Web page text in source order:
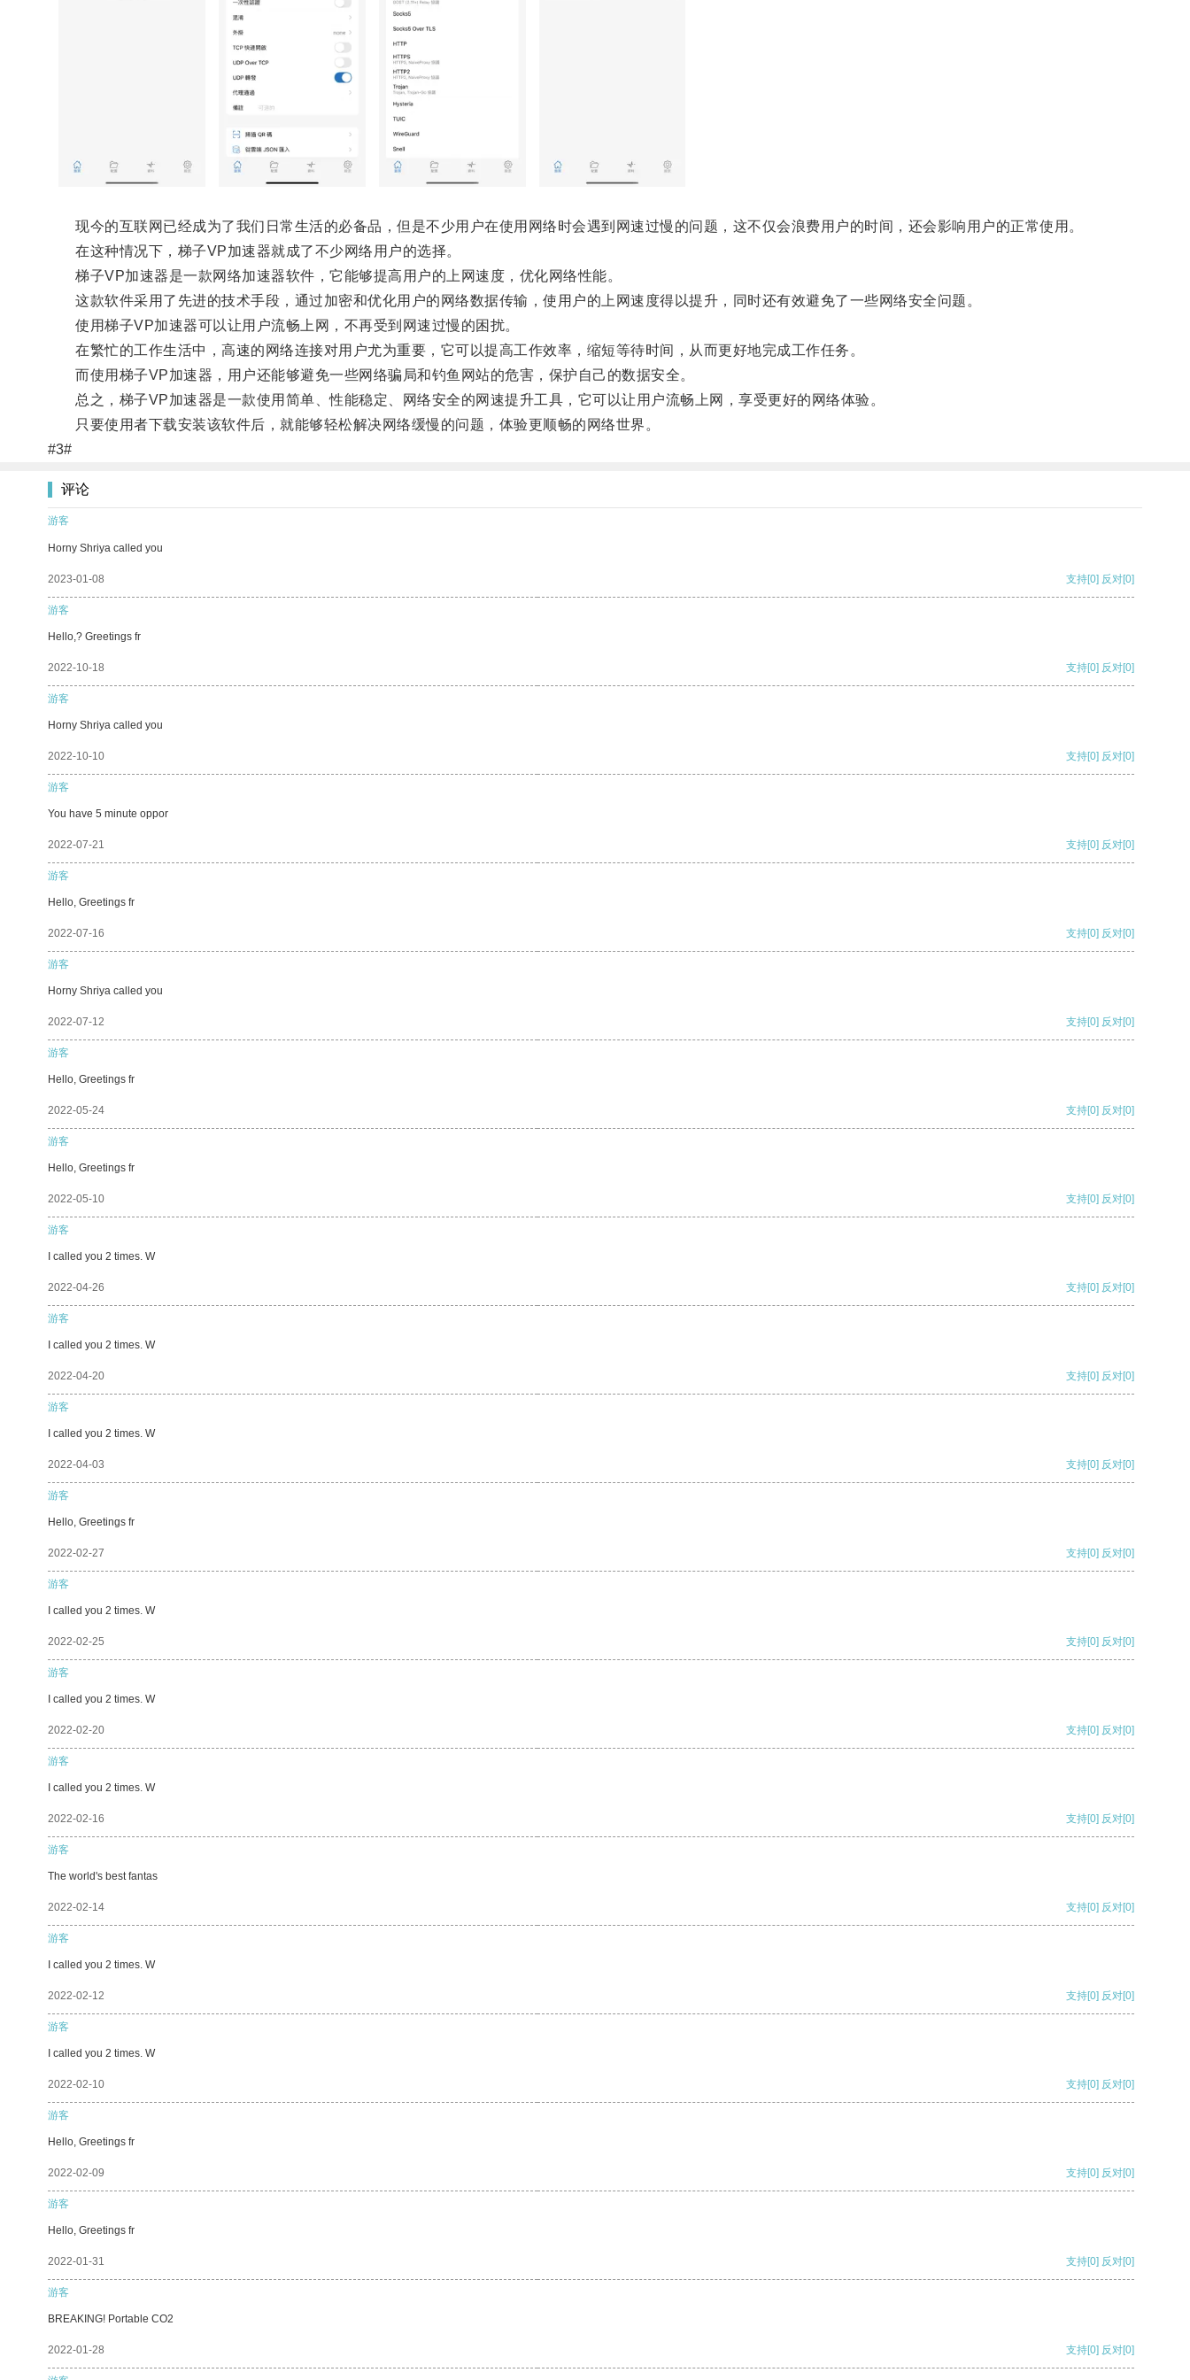
现今的互联网已经成为了我们日常生活的必备品，但是不少用户在使用网络时会遇到网速过慢的问题，这不仅会浪费用户的时间，还会影响用户的正常使用。
在这种情况下，梯子VP加速器就成了不少网络用户的选择。
梯子VP加速器是一款网络加速器软件，它能够提高用户的上网速度，优化网络性能。
这款软件采用了先进的技术手段，通过加密和优化用户的网络数据传输，使用户的上网速度得以提升，同时还有效避免了一些网络安全问题。
使用梯子VP加速器可以让用户流畅上网，不再受到网速过慢的困扰。
在繁忙的工作生活中，高速的网络连接对用户尤为重要，它可以提高工作效率，缩短等待时间，从而更好地完成工作任务。
而使用梯子VP加速器，用户还能够避免一些网络骗局和钓鱼网站的危害，保护自己的数据安全。
总之，梯子VP加速器是一款使用简单、性能稳定、网络安全的网速提升工具，它可以让用户流畅上网，享受更好的网络体验。
只要使用者下载安装该软件后，就能够轻松解决网络缓慢的问题，体验更顺畅的网络世界。
#3#
评论
游客
Horny Shriya called you
2023-01-08 支持[0] 反对[0]
游客
Hello,? Greetings fr
2022-10-18 支持[0] 反对[0]
游客
Horny Shriya called you
2022-10-10 支持[0] 反对[0]
游客
You have 5 minute oppor
2022-07-21 支持[0] 反对[0]
游客
Hello, Greetings fr
2022-07-16 支持[0] 反对[0]
游客
Horny Shriya called you
2022-07-12 支持[0] 反对[0]
游客
Hello, Greetings fr
2022-05-24 支持[0] 反对[0]
游客
Hello, Greetings fr
2022-05-10 支持[0] 反对[0]
游客
I called you 2 times. W
2022-04-26 支持[0] 反对[0]
游客
I called you 2 times. W
2022-04-20 支持[0] 反对[0]
游客
I called you 2 times. W
2022-04-03 支持[0] 反对[0]
游客
Hello, Greetings fr
2022-02-27 支持[0] 反对[0]
游客
I called you 2 times. W
2022-02-25 支持[0] 反对[0]
游客
I called you 2 times. W
2022-02-20 支持[0] 反对[0]
游客
I called you 2 times. W
2022-02-16 支持[0] 反对[0]
游客
The world's best fantas
2022-02-14 支持[0] 反对[0]
游客
I called you 2 times. W
2022-02-12 支持[0] 反对[0]
游客
I called you 2 times. W
2022-02-10 支持[0] 反对[0]
游客
Hello, Greetings fr
2022-02-09 支持[0] 反对[0]
游客
Hello, Greetings fr
2022-01-31 支持[0] 反对[0]
游客
BREAKING! Portable CO2
2022-01-28 支持[0] 反对[0]